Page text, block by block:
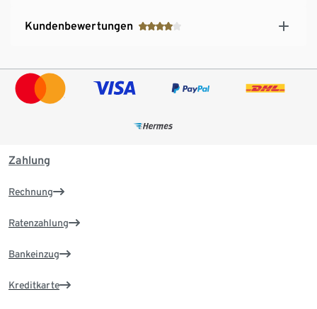
Kundenbewertungen
Zahlung
Rechnung
Ratenzahlung
Bankeinzug
Kreditkarte